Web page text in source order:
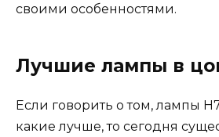
своими особенностями.
Лучшие лампы в
Если говорить о том, лампы
какие лучше, то сегодня